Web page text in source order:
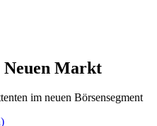
Neuen Markt
im neuen Börsensegment